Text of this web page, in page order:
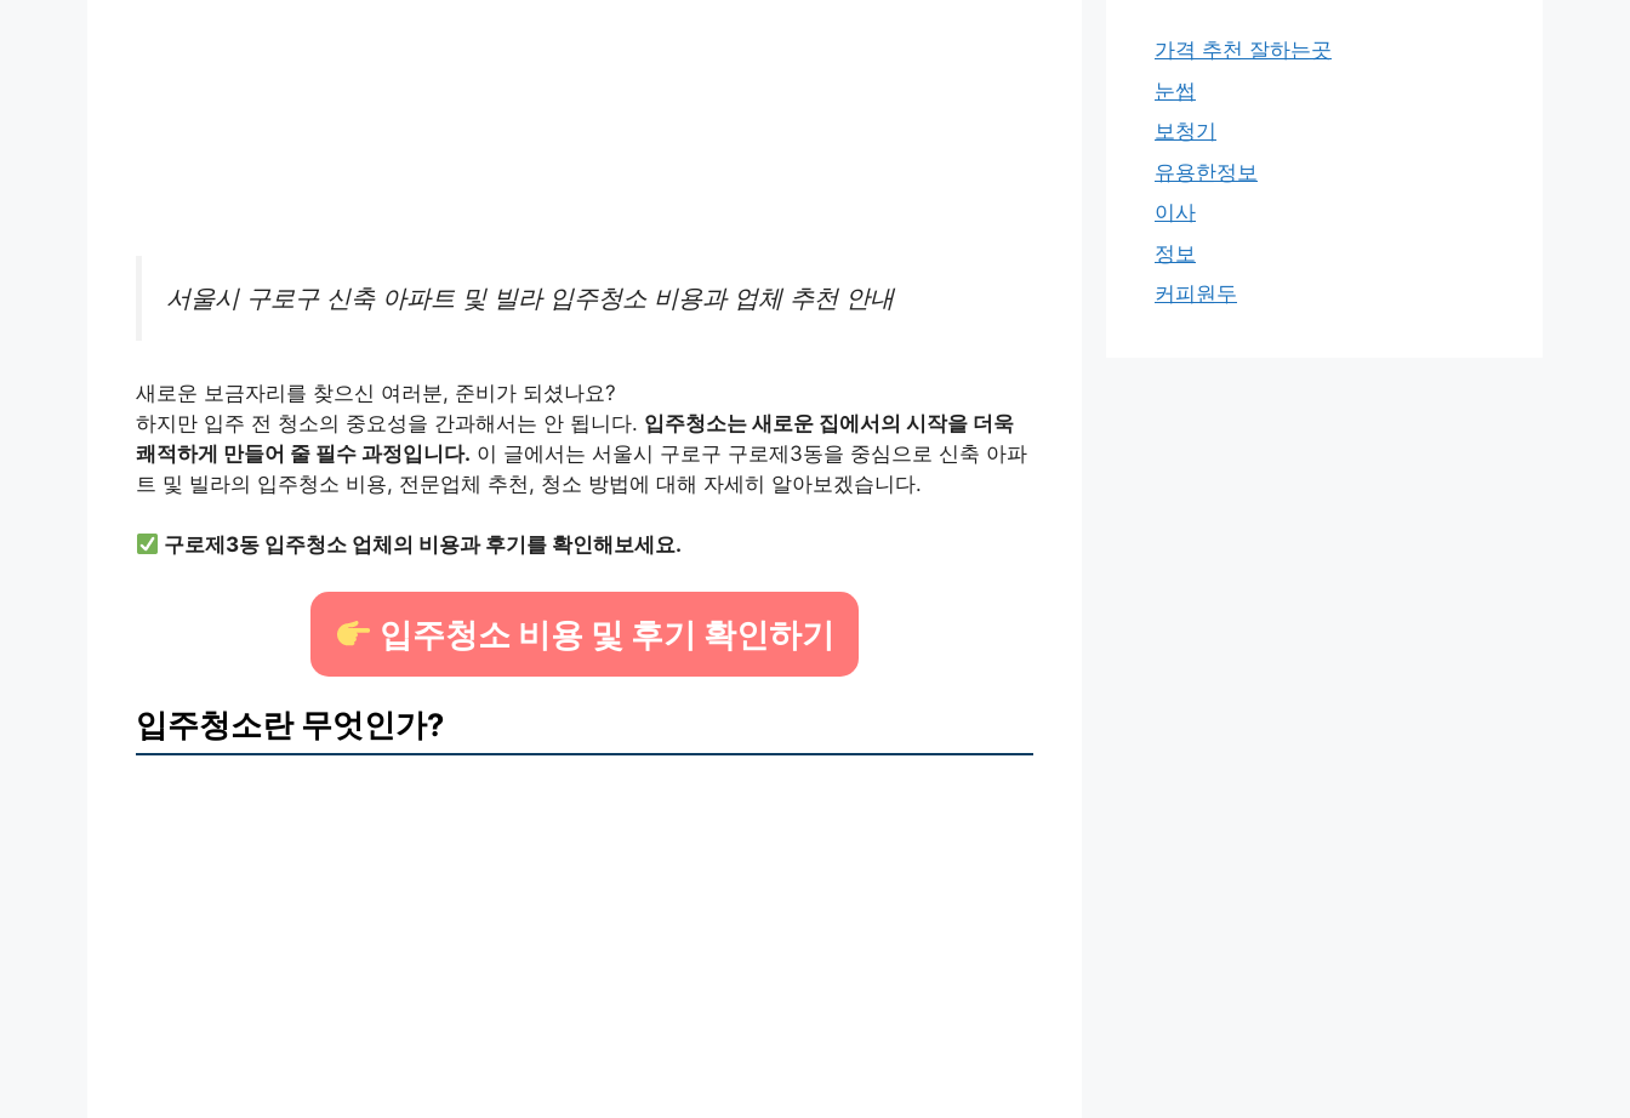
서울시 구로구 신축 아파트 및 빌라 입주청소 비용과 업체 추천 안내
새로운 보금자리를 찾으신 여러분, 준비가 되셨나요?
하지만 입주 전 청소의 중요성을 간과해서는 안 됩니다. 입주청소는 새로운 집에서의 시작을 더욱
쾌적하게 만들어 줄 필수 과정입니다. 이 글에서는 서울시 구로구 구로제3동을 중심으로 신축 아파
트 및 빌라의 입주청소 비용, 전문업체 추천, 청소 방법에 대해 자세히 알아보겠습니다.
구로제3동 입주청소 업체의 비용과 후기를 확인해보세요.
입주청소 비용 및 후기 확인하기
입주청소란 무엇인가?
가격 추천 잘하는곳
눈썹
보청기
유용한정보
이사
정보
커피원두